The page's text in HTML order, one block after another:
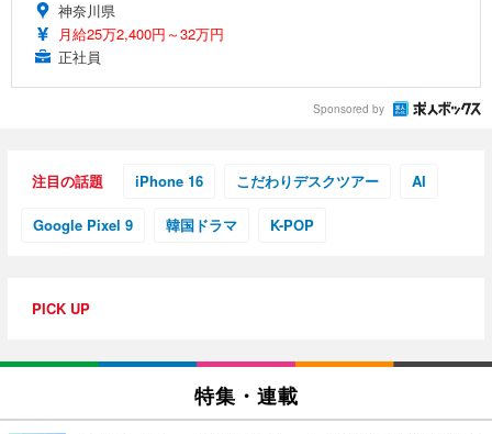
神奈川県
月給25万2,400円～32万円
正社員
Sponsored by
注目の話題 iPhone 16 こだわりデスクツアー AI
Google Pixel 9 韓国ドラマ K-POP
PICK UP
特集・連載